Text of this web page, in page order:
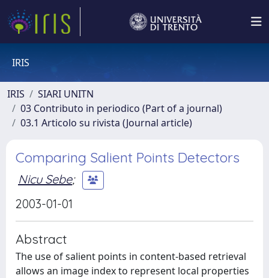
IRIS
IRIS
SIARI UNITN
03 Contributo in periodico (Part of a journal)
03.1 Articolo su rivista (Journal article)
Comparing Salient Points Detectors
Nicu Sebe;
2003-01-01
Abstract
The use of salient points in content-based retrieval
allows an image index to represent local properties